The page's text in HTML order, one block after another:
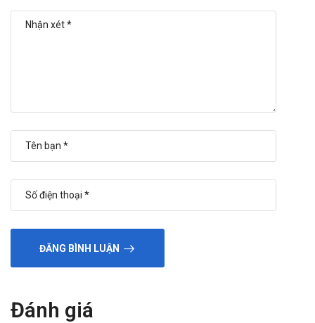
ĐĂNG BÌNH LUẬN
Đánh giá